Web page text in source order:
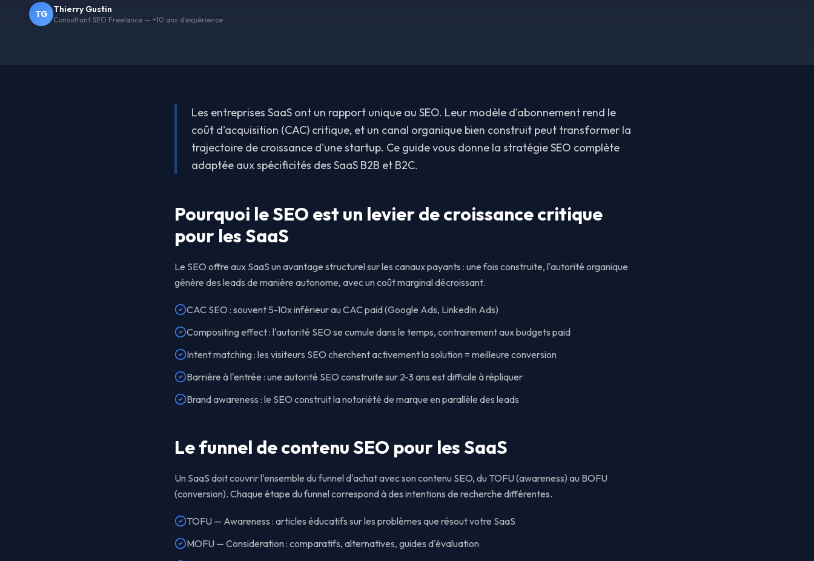
TG Thierry Gustin
Consultant SEO Freelance — +10 ans d'expérience
Les entreprises SaaS ont un rapport unique au SEO. Leur modèle d'abonnement rend le
coût d'acquisition (CAC) critique, et un canal organique bien construit peut transformer la
trajectoire de croissance d'une startup. Ce guide vous donne la stratégie SEO complète
adaptée aux spécificités des SaaS B2B et B2C.
Pourquoi le SEO est un levier de croissance critique
pour les SaaS
Le SEO offre aux SaaS un avantage structurel sur les canaux payants : une fois construite, l'autorité organique
génère des leads de manière autonome, avec un coût marginal décroissant.
CAC SEO : souvent 5-10x inférieur au CAC paid (Google Ads, LinkedIn Ads)
Compositing effect : l'autorité SEO se cumule dans le temps, contrairement aux budgets paid
Intent matching : les visiteurs SEO cherchent activement la solution = meilleure conversion
Barrière à l'entrée : une autorité SEO construite sur 2-3 ans est difficile à répliquer
Brand awareness : le SEO construit la notoriété de marque en parallèle des leads
Le funnel de contenu SEO pour les SaaS
Un SaaS doit couvrir l'ensemble du funnel d'achat avec son contenu SEO, du TOFU (awareness) au BOFU
(conversion). Chaque étape du funnel correspond à des intentions de recherche différentes.
TOFU — Awareness : articles éducatifs sur les problèmes que résout votre SaaS
MOFU — Consideration : comparatifs, alternatives, guides d'évaluation